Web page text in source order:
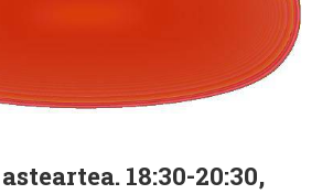
18:30-20:30,